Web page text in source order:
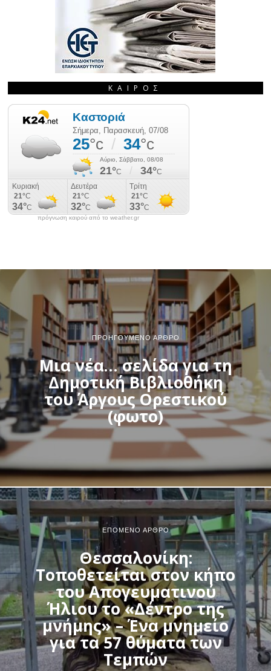
ΚΑΙΡΌΣ
πρόγνωση καιρού από το weather.gr
ΠΡΟΗΓΟΎΜΕΝΟ ΆΡΘΡΟ
Μια νέα… σελίδα για τη
Δημοτική Βιβλιοθήκη
του Άργους Ορεστικού
(φωτο)
ΕΠΌΜΕΝΟ ΆΡΘΡΟ
Θεσσαλονίκη:
Τοποθετείται στον κήπο
του Απογευματινού
Ήλιου το «Δέντρο της
μνήμης» – Ένα μνημείο
για τα 57 θύματα των
Τεμπών